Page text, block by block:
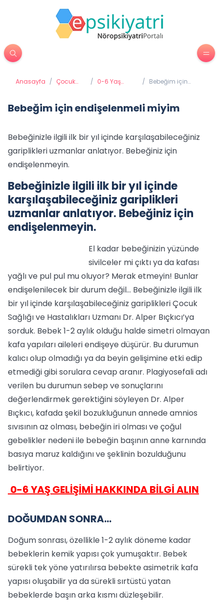
Anasayfa / Çocuk
/ 0-6 Yaş
/ Bebeğim için
Bebeğim için endişelenmeli miyim
Bebeğinizle ilgili ilk bir yıl içinde karşılaşabileceğiniz
gariplikleri uzmanlar anlatıyor. Bebeğiniz için
endişelenmeyin.
Bebeğinizle ilgili ilk bir yıl içinde
karşılaşabileceğiniz gariplikleri
uzmanlar anlatıyor. Bebeğiniz için
endişelenmeyin.
El kadar bebeğinizin yüzünde
sivilceler mi çıktı ya da kafası
yağlı ve pul pul mu oluyor? Merak etmeyin! Bunlar
endişelenilecek bir durum değil… Bebeğinizle ilgili ilk
bir yıl içinde karşılaşabileceğiniz gariplikleri Çocuk
Sağlığı ve Hastalıkları Uzmanı Dr. Alper Bıçkıcı’ya
sorduk. Bebek 1-2 aylık olduğu halde simetri olmayan
kafa yapıları aileleri endişeye düşürür. Bu durumun
kalıcı olup olmadığı ya da beyin gelişimine etki edip
etmediği gibi sorulara cevap aranır. Plagiyosefali adı
verilen bu durumun sebep ve sonuçlarını
değerlendirmek gerektiğini söyleyen Dr. Alper
Bıçkıcı, kafada şekil bozukluğunun annede amnios
sıvısının az olması, bebeğin iri olması ve çoğul
gebelikler nedeni ile bebeğin başının anne karnında
basıya maruz kaldığını ve şeklinin bozulduğunu
belirtiyor.
0-6 YAŞ GELİŞİMİ HAKKINDA BİLGİ ALIN
DOĞUMDAN SONRA...
Doğum sonrası, özellikle 1-2 aylık döneme kadar
bebeklerin kemik yapısı çok yumuşaktır. Bebek
sürekli tek yöne yatırılırsa bebekte asimetrik kafa
yapısı oluşabilir ya da sürekli sırtüstü yatan
bebeklerde başın arka kısmı düzleşebilir.